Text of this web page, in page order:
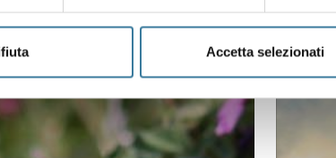
Accetta selezionati